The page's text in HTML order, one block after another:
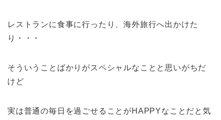
レストランに食事に行ったり、海外旅行へ出かけた
り・・・
そういうことばかりがスペシャルなことと思いがちだ
けど
実は普通の毎日を過ごせることがHAPPYなことだと気